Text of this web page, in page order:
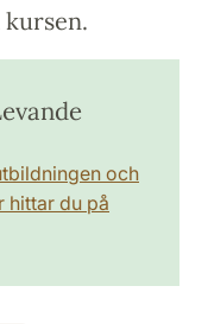
och
hittar du på